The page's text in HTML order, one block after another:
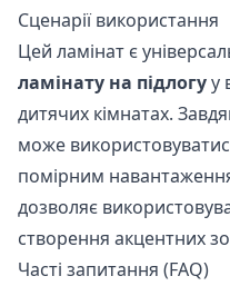
Сценарії використання
Цей ламінат є
ламінату на підлогуу
дитячих кімнатах.
може
помірним
дозволяє
створення акцентних
Часті запитання (FAQ)